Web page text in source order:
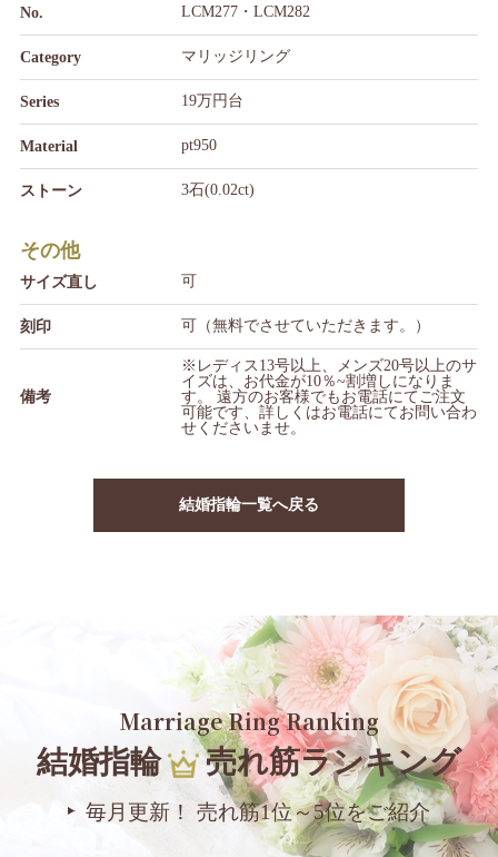
No. LCM277・LCM282
Category マリッジリング
Series 19万円台
Material pt950
ストーン 3石(0.02ct)
その他
サイズ直し 可
刻印 可（無料でさせていただきます。）
備考
※レディス13号以上、メンズ20号以上のサ
イズは、お代金が10％~割増しになりま
す。 遠方のお客様でもお電話にてご注文
可能です、詳しくはお電話にてお問い合わ
せくださいませ。
結婚指輪一覧へ戻る
Marriage Ring Ranking
結婚指輪 売れ筋ランキング
毎月更新！ 売れ筋1位～5位をご紹介